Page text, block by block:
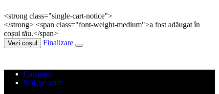
<strong class="single-cart-notice">
</strong> <span class="font-weight-medium">a fost adăugat în
coșul tău.</span>
Vezi coșul Finalizare
Categorii
Noi, pe scurt